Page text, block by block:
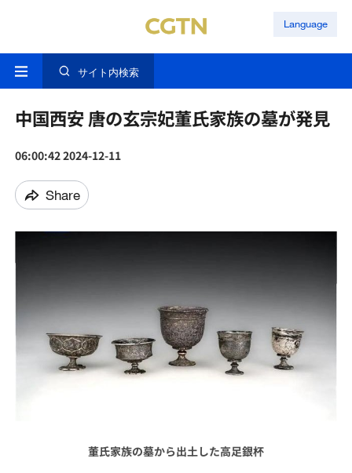
Language
サイト内検索
中国西安 唐の玄宗妃董氏家族の墓が発見
06:00:42 2024-12-11
Share
董氏家族の墓から出土した高足銀杯